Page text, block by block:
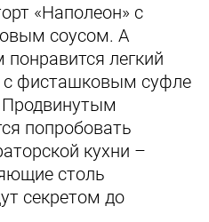
«Наполеон» с
соусом. А
легкий
с фисташковым суфле
попробовать
кухни –
столь
секретом до